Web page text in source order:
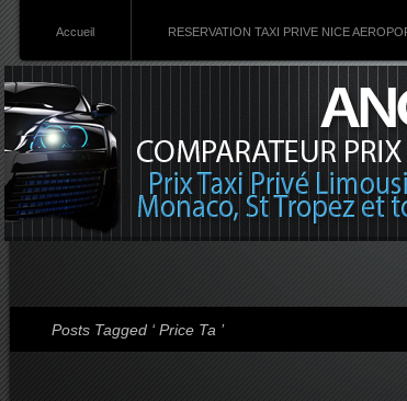
Accueil RESERVATION TAXI PRIVE NICE
Posts Tagged ‘ Price Ta ’